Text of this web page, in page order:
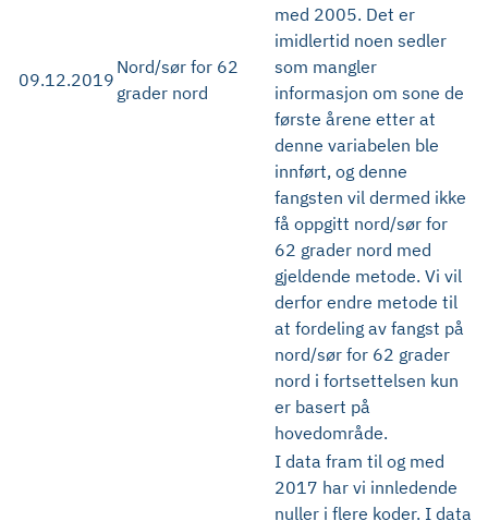
09.12.2019
Nord/sør for 62
grader nord
med 2005. Det er
imidlertid noen sedler
som mangler
informasjon om sone de
første årene etter at
denne variabelen ble
innført, og denne
fangsten vil dermed ikke
få oppgitt nord/sør for
62 grader nord med
gjeldende metode. Vi vil
derfor endre metode til
at fordeling av fangst på
nord/sør for 62 grader
nord i fortsettelsen kun
er basert på
hovedområde.
I data fram til og med
2017 har vi innledende
nuller i flere koder. I data